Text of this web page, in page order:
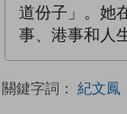
道份子」。她
事、港事和人
關鍵字詞： 紀文鳳